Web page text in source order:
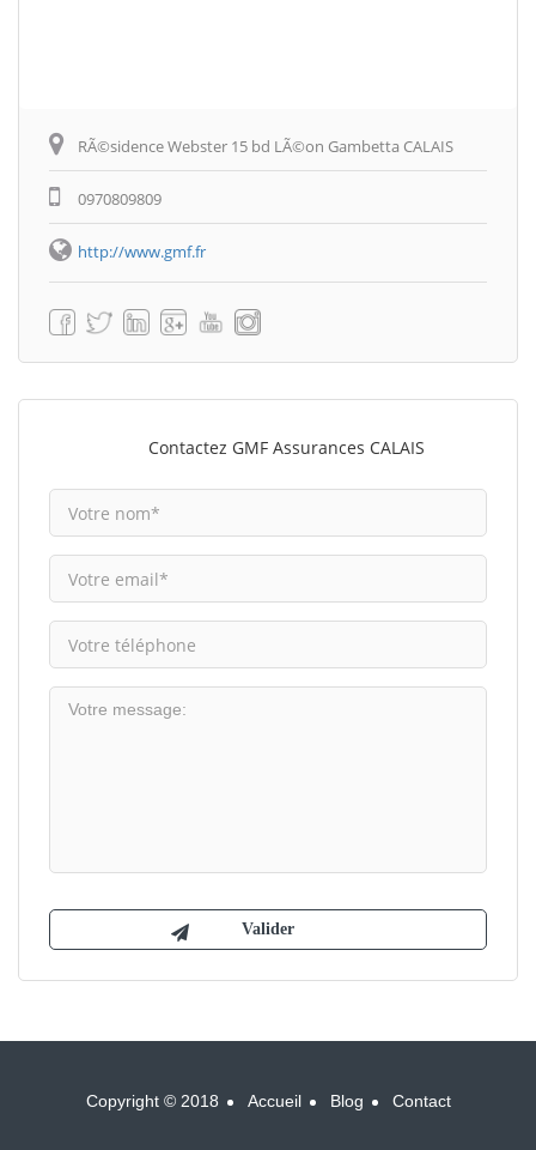
RÃ©sidence Webster 15 bd LÃ©on Gambetta CALAIS
0970809809
http://www.gmf.fr
Contactez GMF Assurances CALAIS
Copyright © 2018 Accueil Blog Contact